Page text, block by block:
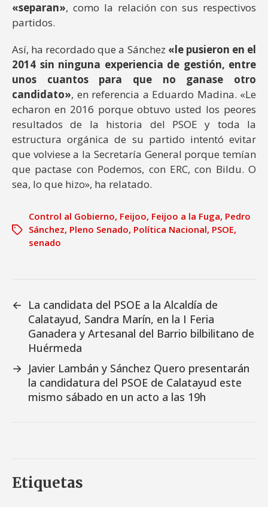
«separan», como la relación con sus respectivos
partidos.
Así, ha recordado que a Sánchez «le pusieron en el
2014 sin ninguna experiencia de gestión, entre
unos cuantos para que no ganase otro
candidato», en referencia a Eduardo Madina. «Le
echaron en 2016 porque obtuvo usted los peores
resultados de la historia del PSOE y toda la
estructura orgánica de su partido intentó evitar
que volviese a la Secretaría General porque temían
que pactase con Podemos, con ERC, con Bildu. O
sea, lo que hizo», ha relatado.
Control al Gobierno, Feijoo, Feijoo a la Fuga, Pedro
Sánchez, Pleno Senado, Política Nacional, PSOE,
senado
← La candidata del PSOE a la Alcaldía de
Calatayud, Sandra Marín, en la I Feria
Ganadera y Artesanal del Barrio bilbilitano de
Huérmeda
→ Javier Lambán y Sánchez Quero presentarán
la candidatura del PSOE de Calatayud este
mismo sábado en un acto a las 19h
Etiquetas